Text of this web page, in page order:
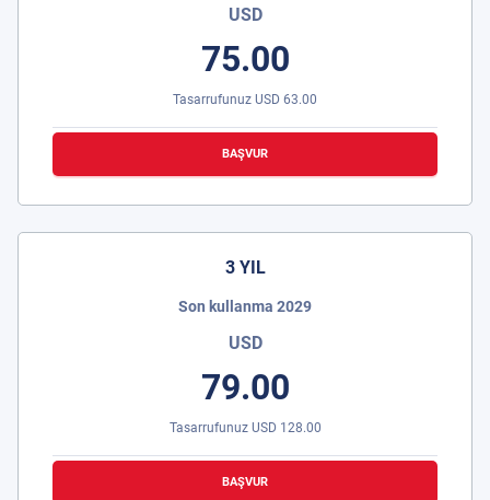
USD
75.00
Tasarrufunuz USD 63.00
BAŞVUR
3 YIL
Son kullanma 2029
USD
79.00
Tasarrufunuz USD 128.00
BAŞVUR